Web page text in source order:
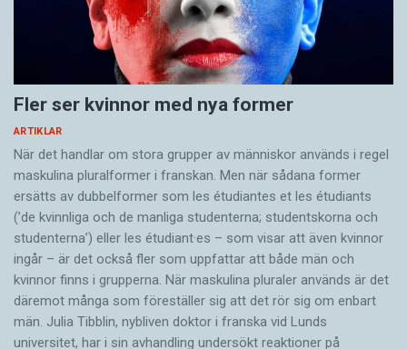
Fler ser kvinnor med nya former
ARTIKLAR
När det handlar om stora grupper av människor används i regel
maskulina pluralformer i franskan. Men när sådana ­former
ersätts av dubbel­former som les étudiantes et les étudiants
(’de kvinnliga och de manliga studenterna; studentskorna och
studenterna’) eller les étudiant·es – som visar att även kvinnor
ingår – är det också fler som uppfattar att både män och
kvinnor finns i grupperna. När maskulina pluraler används är det
där­emot många som föreställer sig att det rör sig om enbart
män. Julia Tibblin, nybliven doktor i franska vid Lunds
universitet, har i sin avhandling undersökt reaktioner på